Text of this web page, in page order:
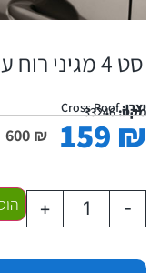
יצרן:Cross Roofמקט:33246
600₪ 159 ₪
-
+